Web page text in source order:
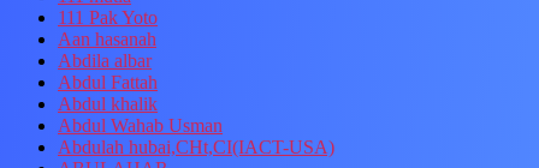
111 Pak Yoto
Aan hasanah
Abdila albar
Abdul Fattah
Abdul khalik
Abdul Wahab Usman
Abdulah hubai,CHt,CI(IACT-USA)